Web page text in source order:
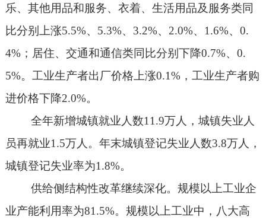
乐、其他用品和服务、衣着、生活用品及服务类同
比分别上涨5.5%、 5.3%、 3.2%、 2.0%、 1.6%、 0.
4%；居住、交通和通信类同比分别下降0.7%、 0.
5%。工业生产者出厂价格上涨0.1%，工业生产者购
进价格下降2.0%。
全年新增城镇就业人数11.9万人，城镇失业人
员再就业1.5万人。年末城镇登记失业人数3.8万人，
城镇登记失业率为1.8%。
供给侧结构性改革继续深化。规模以上工业企
业产能利用率为81.5%。规模以上工业中，八大高